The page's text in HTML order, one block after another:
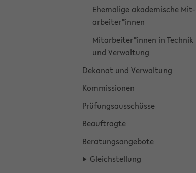
Ehe­ma­li­ge aka­de­mi­sche Mit­
ar­bei­ter*innen
Mit­ar­bei­ter*innen in Tech­nik
und Ver­wal­tung
De­ka­nat und Ver­wal­tung
Kom­mis­sio­nen
Prü­fungs­aus­schüs­se
Be­auf­trag­te
Be­ra­tungs­an­ge­bo­te
Gleich­stel­lung